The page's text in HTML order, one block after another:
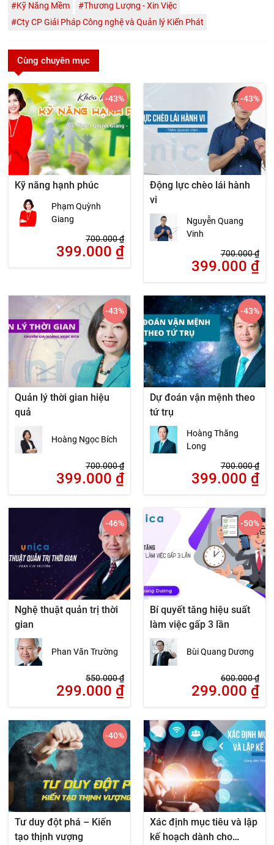
#Kỹ Năng Mềm
#Thương Lượng - Xin Việc
#Cty CP Giải Pháp Công nghệ và Quản lý Kiến Phát
Cùng chuyên mục
Kỹ năng hạnh phúc
Phạm Quỳnh
Giang
700.000₫
399.000 ₫
-43%
Động lực chèo lái hành
vi
Nguyễn Quang
Vinh
700.000₫
399.000 ₫
-43%
Quản lý thời gian hiệu
quả
Hoàng Ngọc Bích
700.000₫
399.000 ₫
-43%
Dự đoán vận mệnh theo
tứ trụ
Hoàng Thăng
Long
700.000₫
399.000 ₫
-43%
Nghệ thuật quản trị thời
gian
Phan Văn Trường
550.000₫
299.000 ₫
-46%
Bí quyết tăng hiệu suất
làm việc gấp 3 lần
Bùi Quang Dương
600.000₫
299.000 ₫
-50%
Tư duy đột phá – Kiến
tạo thịnh vượng
-40%
Xác định mục tiêu và lập
kế hoạch dành cho